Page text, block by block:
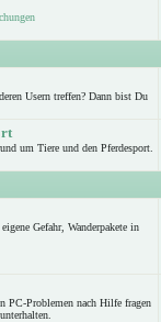
Usern treffen? Dann bist Du
um Tiere und den Pferdesport.
Gefahr, Wanderpakete in
PC-Problemen nach Hilfe fragen